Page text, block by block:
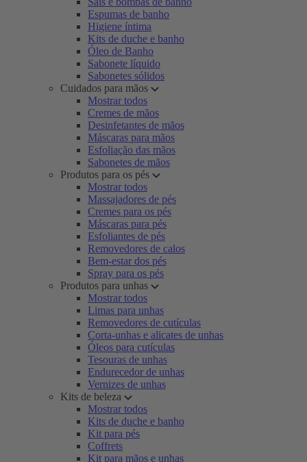
Espumas de banho
Higiene íntima
Kits de duche e banho
Óleo de Banho
Sabonete líquido
Sabonetes sólidos
Cuidados para mãos
Mostrar todos
Cremes de mãos
Desinfetantes de mãos
Máscaras para mãos
Esfoliação das mãos
Sabonetes de mãos
Produtos para os pés
Mostrar todos
Massajadores de pés
Cremes para os pés
Máscaras para pés
Esfoliantes de pés
Removedores de calos
Bem-estar dos pés
Spray para os pés
Produtos para unhas
Mostrar todos
Limas para unhas
Removedores de cutículas
Corta-unhas e alicates de unhas
Óleos para cutículas
Tesouras de unhas
Endurecedor de unhas
Vernizes de unhas
Kits de beleza
Mostrar todos
Kits de duche e banho
Kit para pés
Coffrets
Kit para mãos e unhas